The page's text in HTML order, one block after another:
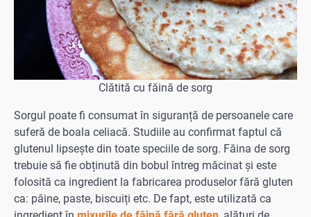
Clătită cu făină de sorg
Sorgul poate fi consumat în siguranță de persoanele care
suferă de boala celiacă. Studiile au confirmat faptul că
glutenul lipsește din toate speciile de sorg. Făina de sorg
trebuie să fie obținută din bobul întreg măcinat și este
folosită ca ingredient la fabricarea produselor fără gluten
ca: pâine, paste, biscuiți etc. De fapt, este utilizată ca